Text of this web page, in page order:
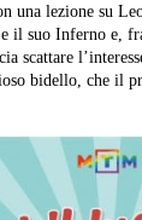
una lezione su
il suo Inferno e,
scattare
bidello, che il